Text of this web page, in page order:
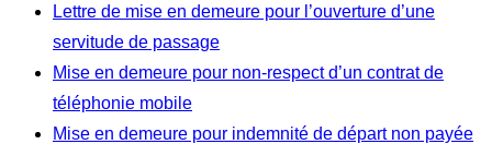
Lettre de mise en demeure pour l’ouverture d’une
servitude de passage
Mise en demeure pour non-respect d’un contrat de
téléphonie mobile
Mise en demeure pour indemnité de départ non payée